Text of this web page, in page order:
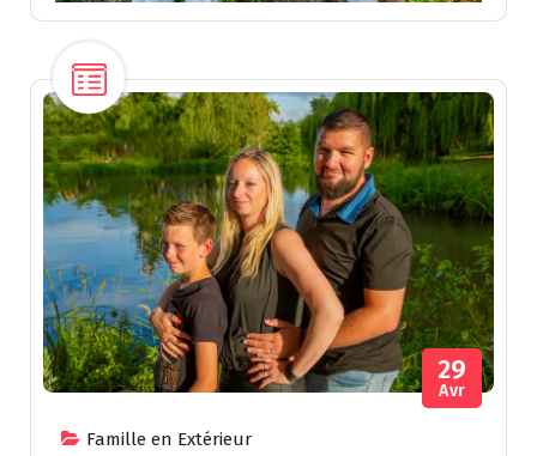
Famille en Extérieur
29
Avr